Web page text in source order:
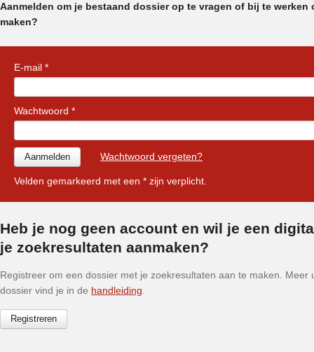
Aanmelden om je bestaand dossier op te vragen of bij te werken
maken?
E-mail *
Wachtwoord *
Wachtwoord vergeten?
Velden gemarkeerd met een * zijn verplicht.
Heb je nog geen account en wil je een
je zoekresultaten aanmaken?
Registreer om een dossier met je zoekresultaten aan te maken. Meer
dossier vind je in de handleiding
Registreren